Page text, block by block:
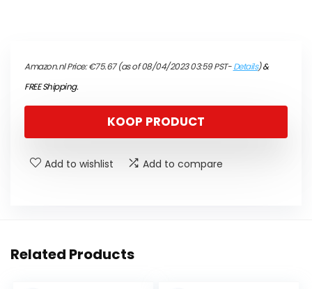
Amazon.nl Price:€75.67(as of 08/04/2023 03:59 PST-Details)&
FREE Shipping.
KOOP PRODUCT
Add to wishlist Add to compare
Related Products